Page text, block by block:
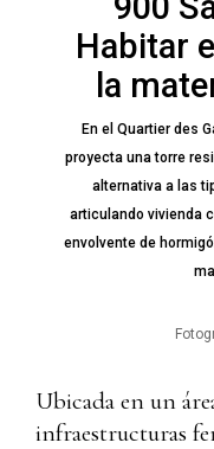
Habitar
la
En el Quartier des
proyecta una torre
alternativa a las
articulando vivienda
envolvente de
Ubicada en un
infraestructuras